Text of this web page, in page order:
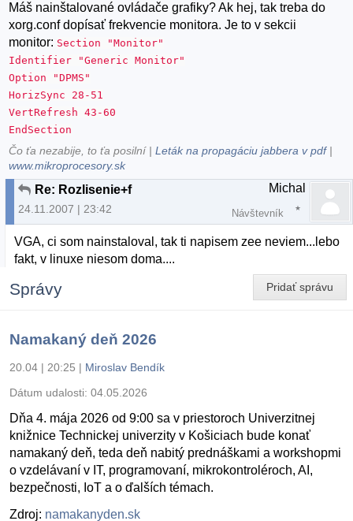
Máš nainštalované ovládače grafiky? Ak hej, tak treba do
xorg.conf dopísať frekvencie monitora. Je to v sekcii
monitor: Section "Monitor"
Identifier "Generic Monitor"
Option "DPMS"
HorizSync 28-51
VertRefresh 43-60
EndSection
Čo ťa nezabije, to ťa posilní |Leták na propagáciu jabbera v pdf|
www.mikroprocesory.sk
Re: Rozlisenie+f
24.11.2007 | 23:42
Michal
Návštevník
VGA, ci som nainstaloval, tak ti napisem zee neviem...lebo
fakt, v linuxe niesom doma....
Pridať správu
Správy
Namakaný deň 2026
20.04 | 20:25 | Miroslav Bendík
Dátum udalosti: 04.05.2026
Dňa 4. mája 2026 od 9:00 sa v priestoroch Univerzitnej
knižnice Technickej univerzity v Košiciach bude konať
namakaný deň, teda deň nabitý prednáškami a workshopmi
o vzdelávaní v IT, programovaní, mikrokontroléroch, AI,
bezpečnosti, IoT a o ďalších témach.
Zdroj: namakanyden.sk